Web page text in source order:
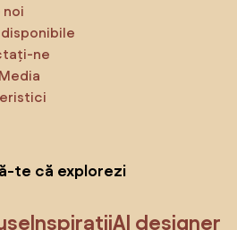
noi
ne
te că explorezi
InspirațiiAI designer